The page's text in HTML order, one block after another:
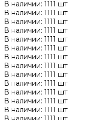
В наличии: 1111 шт
В наличии: 1111 шт
В наличии: 1111 шт
В наличии: 1111 шт
В наличии: 1111 шт
В наличии: 1111 шт
В наличии: 1111 шт
В наличии: 1111 шт
В наличии: 1111 шт
В наличии: 1111 шт
В наличии: 1111 шт
В наличии: 1111 шт
В наличии: 1111 шт